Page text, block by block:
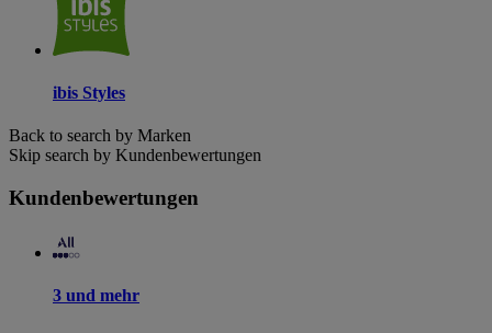
ibis Styles
Back to search by Marken
Skip search by Kundenbewertungen
Kundenbewertungen
3 und mehr